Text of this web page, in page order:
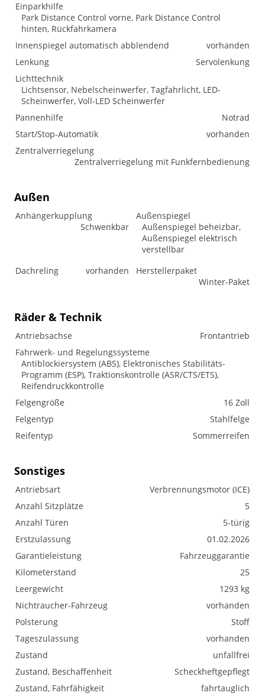
Einparkhilfe
Park Distance Control vorne, Park Distance Control
hinten, Rückfahrkamera
Innenspiegel automatisch abblendend
vorhanden
Lenkung
Servolenkung
Lichttechnik
Lichtsensor, Nebelscheinwerfer, Tagfahrlicht, LED-
Scheinwerfer, Voll-LED Scheinwerfer
Pannenhilfe
Notrad
Start/Stop-Automatik
vorhanden
Zentralverriegelung
Zentralverriegelung mit Funkfernbedienung
Außen
Anhängerkupplung
Schwenkbar
Außenspiegel
Außenspiegel beheizbar,
Außenspiegel elektrisch
verstellbar
Dachreling
vorhanden
Herstellerpaket
Winter-Paket
Räder & Technik
Antriebsachse
Frontantrieb
Fahrwerk- und Regelungssysteme
Antiblockiersystem (ABS), Elektronisches Stabilitäts-
Programm (ESP), Traktionskontrolle (ASR/CTS/ETS),
Reifendruckkontrolle
Felgengröße
16 Zoll
Felgentyp
Stahlfelge
Reifentyp
Sommerreifen
Sonstiges
Antriebsart
Verbrennungsmotor (ICE)
Anzahl Sitzplätze
5
Anzahl Türen
5-türig
Erstzulassung
01.02.2026
Garantieleistung
Fahrzeuggarantie
Kilometerstand
25
Leergewicht
1293 kg
Nichtraucher-Fahrzeug
vorhanden
Polsterung
Stoff
Tageszulassung
vorhanden
Zustand
unfallfrei
Zustand, Beschaffenheit
Scheckheftgepflegt
Zustand, Fahrfähigkeit
fahrtauglich